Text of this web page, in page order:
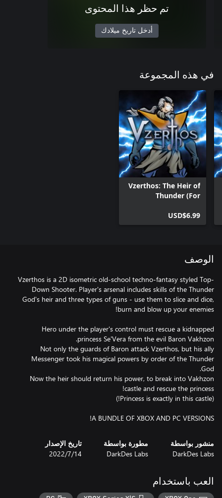
تم حظر هذا المحتوى
أدخل تاريخ ميلادك
في هذه المجموعة
Vzerthos: The Heir of
Thunder (For
USD$6.99
الوصف
Vzerthos is a 2D isometric old-school techno-fantasy styled Top-
Down Shooter. Player's arsenal includes skills of the Thunder
God's heir and three types of guns - use them to slice and dice,
Hero under the player's control must rescue a kidnapped
Not only the guards of Baron attack Vzerthos, but his ally
Messenger took his magical powers by order of the Thunder
Now the heir should return his power, to break into Vakhzon
A BUNDLE OF XBOX AND PC VERSIONS!
منشور بواسطة
DarkDes Labs
مطورة بواسطة
DarkDes Labs
تاريخ الإصدار
14‏/7‏/2022
العب باستخدام